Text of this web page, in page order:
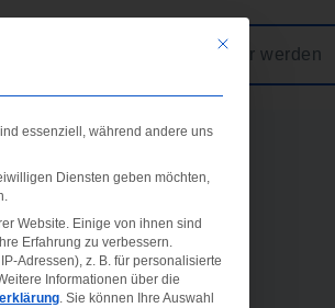
Partner werden
Mit diesem Button
essenziell, während andere uns
Diensten geben möchten,
Website. Einige von ihnen sind
Erfahrung zu verbessern.
Adressen), z. B. für personalisierte
Informationen über die
. Sie können Ihre Auswahl